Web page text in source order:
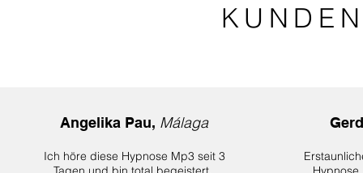
Angelika Pau, Málaga
Ich höre diese Hypnose Mp3 seit 3